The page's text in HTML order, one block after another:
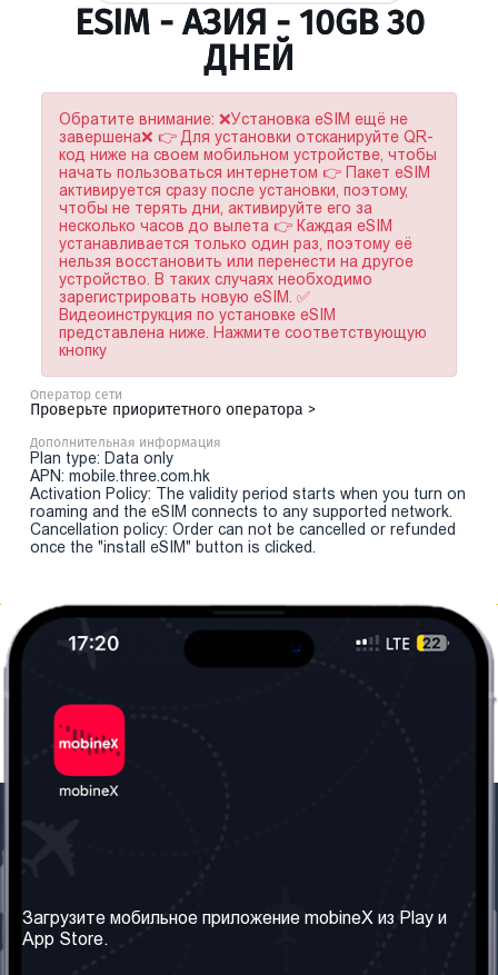
ESIM - АЗИЯ - 10GB 30
ДНЕЙ
Обратите внимание: ❌Установка eSIM ещё не
завершена❌ 👉 Для установки отсканируйте QR-
код ниже на своем мобильном устройстве, чтобы
начать пользоваться интернетом 👉 Пакет eSIM
активируется сразу после установки, поэтому,
чтобы не терять дни, активируйте его за
несколько часов до вылета 👉 Каждая eSIM
устанавливается только один раз, поэтому её
нельзя восстановить или перенести на другое
устройство. В таких случаях необходимо
зарегистрировать новую eSIM. ✅
Видеоинструкция по установке eSIM
представлена ниже. Нажмите соответствующую
кнопку
Оператор сети
Проверьте приоритетного оператора >
Дополнительная информация
Plan type: Data only
APN: mobile.three.com.hk
Activation Policy: The validity period starts when you turn on
roaming and the eSIM connects to any supported network.
Cancellation policy: Order can not be cancelled or refunded
once the "install eSIM" button is clicked.
Наши сервисы
Правила и Условия
Загрузите мобильное приложение mobineX из Play и
App Store.